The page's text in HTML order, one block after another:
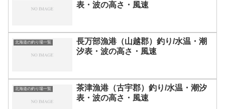
表・波の高さ・風速
北海道の釣り場一覧
長万部漁港（山越郡）釣り/水温・潮
汐表・波の高さ・風速
北海道の釣り場一覧
茶津漁港（古宇郡）釣り/水温・潮汐
表・波の高さ・風速